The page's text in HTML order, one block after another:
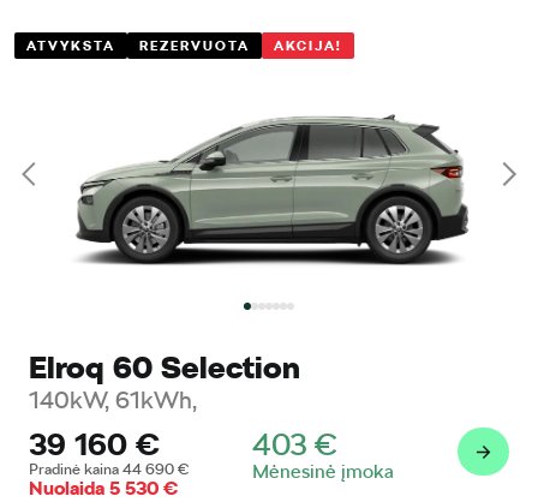
ATVYKSTA REZERVUOTA AKCIJA!
Elroq 60 Selection
140kW, 61kWh,
39 160 €
Pradinė kaina 44 690 €
Nuolaida 5 530 €
403 €
Mėnesinė įmoka